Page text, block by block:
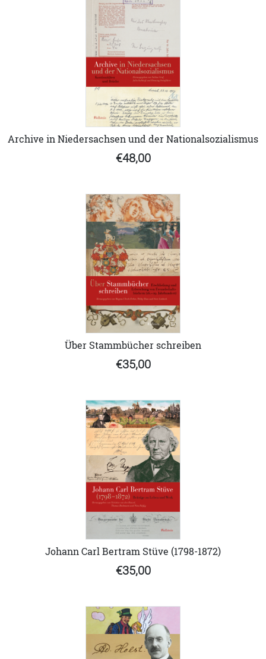
Archive in Niedersachsen und der Nationalsozialismus
€48,00
Über Stammbücher schreiben
€35,00
Johann Carl Bertram Stüve (1798-1872)
€35,00